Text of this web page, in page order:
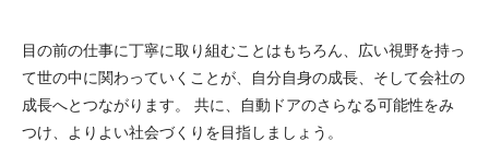
目の前の仕事に丁寧に取り組むことはもちろん、広い視野を持っ
て世の中に関わっていくことが、自分自身の成長、そして会社の
成長へとつながります。 共に、自動ドアのさらなる可能性をみ
つけ、よりよい社会づくりを目指しましょう。